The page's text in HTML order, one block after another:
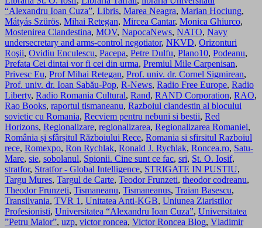
“Alexandru Ioan Cuza”, Libris, Marea Neagra, Marian Hociung,
Mátyás Szürös, Mihai Retegan, Mircea Cantar, Monica Ghiurco,
Mostenirea Clandestina, MOV, NapocaNews, NATO, Navy
undersecretary and arms-control negotiator, NKVD, Orizonturi
Roşii, Ovidiu Enculescu, Pacepa, Petre Dulfu, Plano10, Podeanu,
Prefata Cei dintai vor fi cei din urma, Premiul Mile Carpenisan,
Privesc Eu, Prof Mihai Retegan, Prof. univ. dr. Cornel Sigmirean,
Prof. univ. dr. Ioan Sabău-Pop, R-News, Radio Free Europe, Radio
Liberty, Radio Romania Cultural, Rand, RAND Corporation, RAO,
Rao Books, raportul tismaneanu, Razboiul clandestin al blocului
sovietic cu Romania, Recviem pentru nebuni si bestii, Red
Horizons, Regionalizare, regionalizarea, Regionalizarea Romaniei,
România și sfârșitul Războiului Rece, Romania si sfirsitul Razboiul
rece, Romexpo, Ron Rychlak, Ronald J. Rychlak, Roncea.ro, Satu-
Mare, sie, sobolanul, Spionii. Cine sunt ce fac, sri, St. O. Iosif,
stratfor, Stratfor - Global Intelligence, STRIGATE IN PUSTIU,
Targu Mures, Targul de Carte, Teodor Frunzeti, theodor codreanu,
Theodor Frunzeti, Tismaneanu, Tismaneanus, Traian Basescu,
Transilvania, TVR 1 , Unitatea Anti-KGB, Uniunea Ziaristilor
Profesionisti, Universitatea “Alexandru Ioan Cuza”, Universitatea
”Petru Maior”, uzp, victor roncea, Victor Roncea Blog, Vladimir